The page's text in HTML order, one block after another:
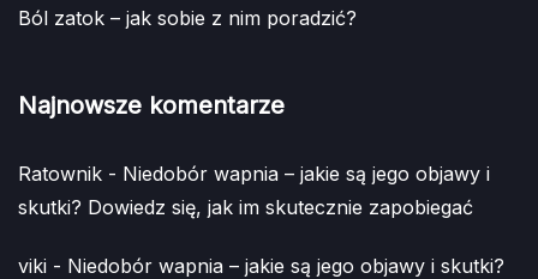
Ból zatok – jak sobie z nim poradzić?
Najnowsze komentarze
Ratownik - Niedobór wapnia – jakie są jego objawy i
skutki? Dowiedz się, jak im skutecznie zapobiegać
viki - Niedobór wapnia – jakie są jego objawy i skutki?